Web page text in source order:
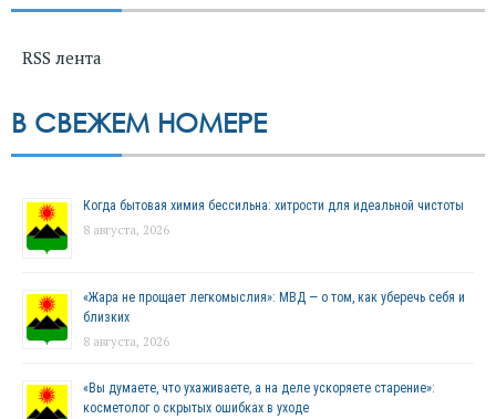
RSS лента
В СВЕЖЕМ НОМЕРЕ
Когда бытовая химия бессильна: хитрости для идеальной чистоты
8 августа, 2026
«Жара не прощает легкомыслия»: МВД — о том, как уберечь себя и
близких
8 августа, 2026
«Вы думаете, что ухаживаете, а на деле ускоряете старение»:
косметолог о скрытых ошибках в уходе